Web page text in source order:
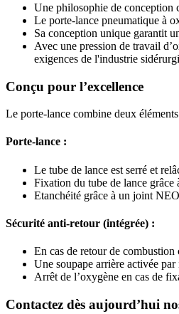
Une philosophie de conception
Le porte-lance pneumatique à
Sa conception unique garantit
Avec une pression de travail
exigences de l'industrie
Conçu pour l’excellence
Le porte-lance combine deux
Porte-lance :
Le tube de lance est serré et
Fixation du tube de lance grâce
Etanchéité grâce à un joint
Sécurité anti-retour (intégrée) :
En cas de retour de combustion
Une soupape arrière activée
Arrêt de l’oxygène en cas de
Contactez dès aujourd’hui